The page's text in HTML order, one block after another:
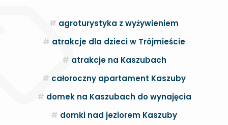
agroturystyka z wyżywieniem
atrakcje dla dzieci w Trójmieście
atrakcje na Kaszubach
całoroczny apartament Kaszuby
domek na Kaszubach do wynajęcia
domki nad jeziorem Kaszuby